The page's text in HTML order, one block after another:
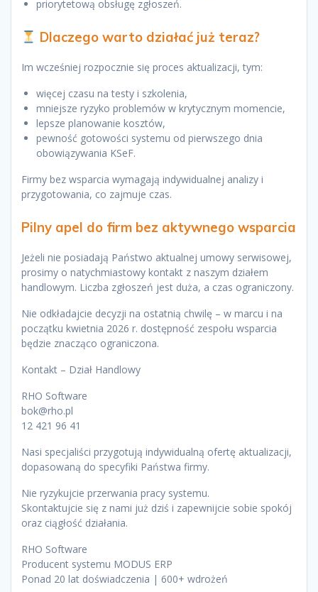
priorytetową obsługę zgłoszeń.
Dlaczego warto działać już teraz?
Im wcześniej rozpocznie się proces aktualizacji, tym:
więcej czasu na testy i szkolenia,
mniejsze ryzyko problemów w krytycznym momencie,
lepsze planowanie kosztów,
pewność gotowości systemu od pierwszego dnia
obowiązywania KSeF.
Firmy bez wsparcia wymagają indywidualnej analizy i
przygotowania, co zajmuje czas.
Pilny apel do firm bez aktywnego wsparcia
Jeżeli nie posiadają Państwo aktualnej umowy serwisowej,
prosimy o natychmiastowy kontakt z naszym działem
handlowym. Liczba zgłoszeń jest duża, a czas ograniczony.
Nie odkładajcie decyzji na ostatnią chwilę – w marcu i na
początku kwietnia 2026 r. dostępność zespołu wsparcia
będzie znacząco ograniczona.
Kontakt – Dział Handlowy
RHO Software
bok@rho.pl
12 421 96 41
Nasi specjaliści przygotują indywidualną ofertę aktualizacji,
dopasowaną do specyfiki Państwa firmy.
Nie ryzykujcie przerwania pracy systemu.
Skontaktujcie się z nami już dziś i zapewnijcie sobie spokój
oraz ciągłość działania.
RHO Software
Producent systemu MODUS ERP
Ponad 20 lat doświadczenia | 600+ wdrożeń